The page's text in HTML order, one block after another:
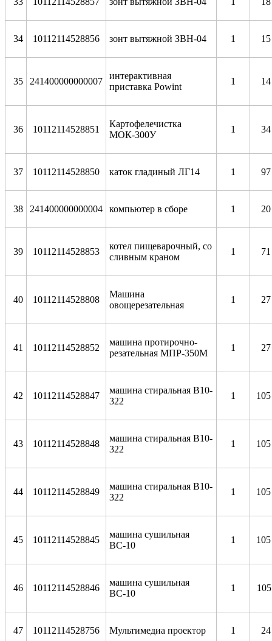
34 10112114528856 зонт вытяжной ЗВН-04 1
35 241400000000007
интерактивная
приставка Powint
1
36 10112114528851
Картофелечистка
МОК-300У
1
37 10112114528850 каток гладиный ЛГ14 1
38 241400000000004 компьютер в сборе 1
39 10112114528853
котел пищеварочный, со
сливным краном
1
40 10112114528808
Машина
овощерезательная
1
41 10112114528852
машина протирочно-
резательная МПР-350М
1
42 10112114528847
машина стиральная В10-
322
1
43 10112114528848
машина стиральная В10-
322
1
44 10112114528849
машина стиральная В10-
322
1
45 10112114528845
машина сушильная
ВС-10
1
46 10112114528846
машина сушильная
ВС-10
1
47 10112114528756 Мультимедиа проектор 1